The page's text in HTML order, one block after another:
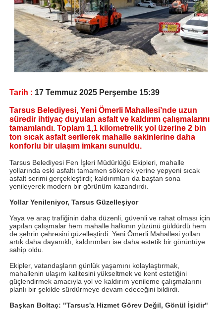
Tarih : 17 Temmuz 2025 Perşembe 15:39
Tarsus Belediyesi, Yeni Ömerli Mahallesi’nde uzun
süredir ihtiyaç duyulan asfalt ve kaldırım çalışmalarını
tamamlandı. Toplam 1,1 kilometrelik yol üzerine 2 bin
ton sıcak asfalt serilerek mahalle sakinlerine daha
konforlu bir ulaşım imkanı sunuldu.
Tarsus Belediyesi Fen İşleri Müdürlüğü Ekipleri, mahalle
yollarında eski asfaltı tamamen sökerek yerine yepyeni sıcak
asfalt serimi gerçekleştirdi; kaldırımları da baştan sona
yenileyerek modern bir görünüm kazandırdı.
Yollar Yenileniyor, Tarsus Güzelleşiyor
Yaya ve araç trafiğinin daha düzenli, güvenli ve rahat olması için
yapılan çalışmalar hem mahalle halkının yüzünü güldürdü hem
de şehrin çehresini güzelleştirdi. Yeni Ömerli Mahallesi yolları
artık daha dayanıklı, kaldırımları ise daha estetik bir görüntüye
sahip oldu.
Ekipler, vatandaşların günlük yaşamını kolaylaştırmak,
mahallenin ulaşım kalitesini yükseltmek ve kent estetiğini
güçlendirmek amacıyla yol ve kaldırım yenileme çalışmalarını
planlı bir şekilde sürdürmeye devam edeceğini bildirdi.
Başkan Boltaç: "Tarsus'a Hizmet Görev Değil, Gönül İşidir"